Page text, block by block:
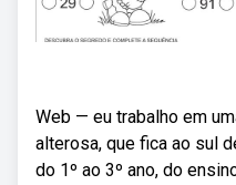
Web — eu trabalho em
alterosa, que fica ao sul
do 1º ao 3º ano, do